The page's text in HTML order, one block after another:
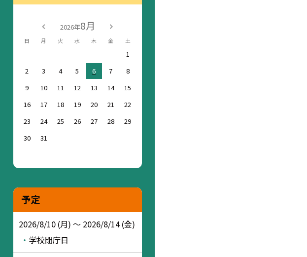
2026年8月
日 月 火 水 木 金 土
1
2
3 4 5 6 7
8
9
10 11 12 13 14
15
16
17 18 19 20 21
22
23
24 25 26 27 28
29
30
31
予定
2026/8/10 (月) ～ 2026/8/14 (金)
学校閉庁日